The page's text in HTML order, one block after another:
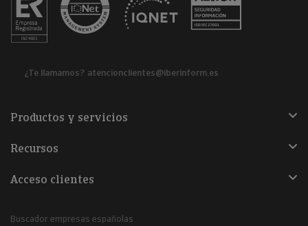
¿Te llamamos? atencionclientes@iberinform.es
Productos y servicios
Recursos
Acceso clientes
Buscador empresas españolas